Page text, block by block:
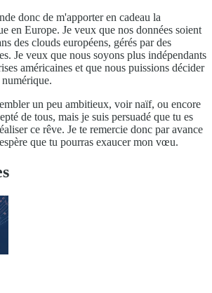
donc de m'apporter en cadeau la
en Europe. Je veux que nos données soient
des clouds européens, gérés par des
Je veux que nous soyons plus indépendants
américaines et que nous puissions décider
un peu ambitieux, voir naïf, ou encore
de tous, mais je suis persuadé que tu es
ce rêve. Je te remercie donc par avance
que tu pourras exaucer mon vœu.